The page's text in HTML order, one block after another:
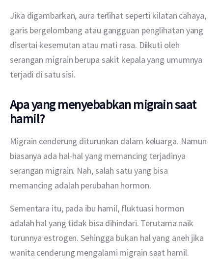
Jika digambarkan, aura terlihat seperti kilatan cahaya,
garis bergelombang atau gangguan penglihatan yang
disertai kesemutan atau mati rasa. Diikuti oleh
serangan migrain berupa sakit kepala yang umumnya
terjadi di satu sisi.
Apa yang menyebabkan migrain saat
hamil?
Migrain cenderung diturunkan dalam keluarga. Namun
biasanya ada hal-hal yang memancing terjadinya
serangan migrain. Nah, salah satu yang bisa
memancing adalah perubahan hormon.
Sementara itu, pada ibu hamil, fluktuasi hormon
adalah hal yang tidak bisa dihindari. Terutama naik
turunnya estrogen. Sehingga bukan hal yang aneh jika
wanita cenderung mengalami migrain saat hamil.